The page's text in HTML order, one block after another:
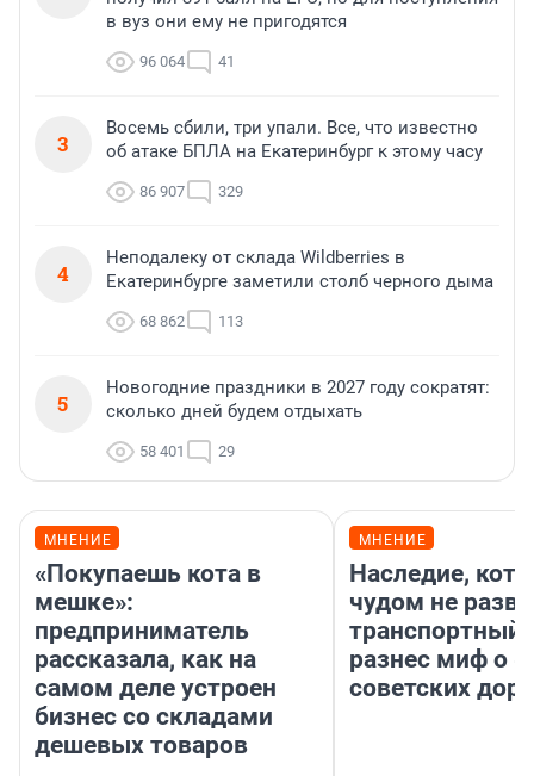
в вуз они ему не пригодятся
96 064 41
3
Восемь сбили, три упали. Все, что известно
об атаке БПЛА на Екатеринбург к этому часу
86 907 329
4
Неподалеку от склада Wildberries в
Екатеринбурге заметили столб черного дыма
68 862 113
5
Новогодние праздники в 2027 году сократят:
сколько дней будем отдыхать
58 401 29
МНЕНИЕ
«Покупаешь кота в
мешке»:
предприниматель
рассказала, как на
самом деле устроен
бизнес со складами
дешевых товаров
МНЕНИЕ
Наследие,
чудом не
транспортный
разнес миф о
советских